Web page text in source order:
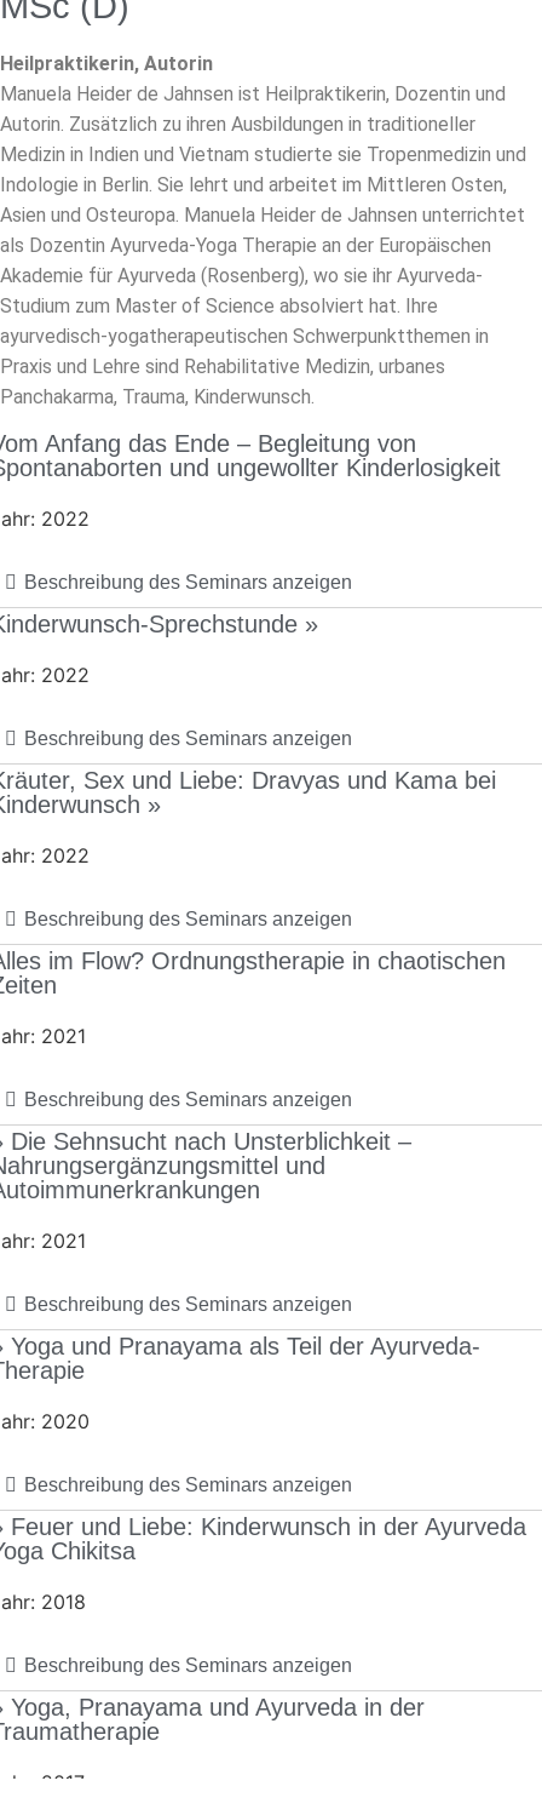
Heilpraktikerin, Autorin
Manuela Heider de Jahnsen ist Heilpraktikerin, Dozentin und
Autorin. Zusätzlich zu ihren Ausbildungen in traditioneller
Medizin in Indien und Vietnam studierte sie Tropenmedizin und
Indologie in Berlin. Sie lehrt und arbeitet im Mittleren Osten,
Asien und Osteuropa. Manuela Heider de Jahnsen unterrichtet
als Dozentin Ayurveda-Yoga Therapie an der Europäischen
Akademie für Ayurveda (Rosenberg), wo sie ihr Ayurveda-
Studium zum Master of Science absolviert hat. Ihre
ayurvedisch-yogatherapeutischen Schwerpunktthemen in
Praxis und Lehre sind Rehabilitative Medizin, urbanes
Panchakarma, Trauma, Kinderwunsch.
Anfang das Ende – Begleitung von
und ungewollter Kinderlosigkeit
2022
Beschreibung des Seminars anzeigen
Sprechstunde »
2022
Beschreibung des Seminars anzeigen
Sex und Liebe: Dravyas und Kama bei
»
2022
Beschreibung des Seminars anzeigen
im Flow? Ordnungstherapie in chaotischen
2021
Beschreibung des Seminars anzeigen
Die Sehnsucht nach Unsterblichkeit –
und
2021
Beschreibung des Seminars anzeigen
Yoga und Pranayama als Teil der Ayurveda-
2020
Beschreibung des Seminars anzeigen
Feuer und Liebe: Kinderwunsch in der Ayurveda
Chikitsa
2018
Beschreibung des Seminars anzeigen
Yoga, Pranayama und Ayurveda in der
2017